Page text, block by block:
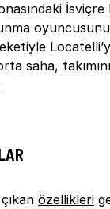
İsviçre
saha,
özellikleri